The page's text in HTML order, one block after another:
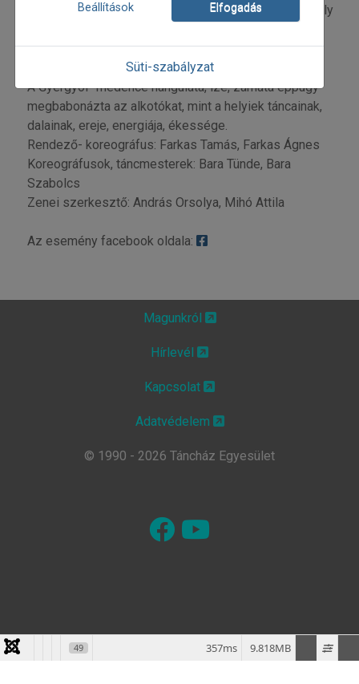
énekei mellett a korai polgárosulás, valamint a székely
formák is, felvállalva ezek jelentőségét,
létjogosultságát, folklorisztikai értékét.
A Gyergyói- medence hangulata, íze, zamata éppúgy
megbabonázta az alkotókat, mint a helyiek táncainak,
dalainak, ereje, energiája, ékessége.
Rendező- koreográfus: Farkas Tamás, Farkas Ágnes
Koreográfusok, táncmesterek: Bara Tünde, Bara
Szabolcs
Zenei szerkesztő: András Orsolya, Mihó Attila
Az esemény facebook oldala:
Beállítások Elfogadás
Süti-szabályzat
Magunkról
Hírlevél
Kapcsolat
Adatvédelem
© 1990 - 2026 Táncház Egyesület
49 9.818MB
357ms